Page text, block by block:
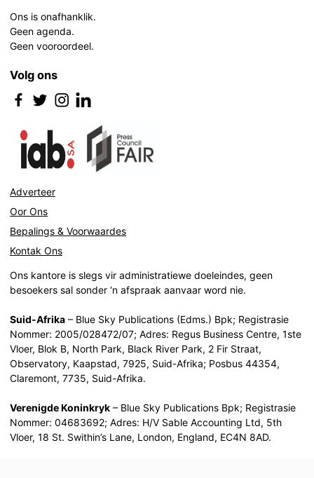
Ons is onafhanklik.
Geen agenda.
Geen vooroordeel.
Volg ons
Adverteer
Oor Ons
Bepalings & Voorwaardes
Kontak Ons
Ons kantore is slegs vir administratiewe doeleindes, geen
besoekers sal sonder ‘n afspraak aanvaar word nie.
Suid-Afrika – Blue Sky Publications (Edms.) Bpk; Registrasie
Nommer: 2005/028472/07; Adres: Regus Business Centre, 1ste
Vloer, Blok B, North Park, Black River Park, 2 Fir Straat,
Observatory, Kaapstad, 7925, Suid-Afrika; Posbus 44354,
Claremont, 7735, Suid-Afrika.
Verenigde Koninkryk – Blue Sky Publications Bpk; Registrasie
Nommer: 04683692; Adres: H/V Sable Accounting Ltd, 5th
Vloer, 18 St. Swithin’s Lane, London, England, EC4N 8AD.